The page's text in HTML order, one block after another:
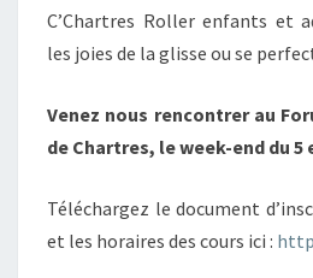
C’Chartres Roller enfants et
les joies de la glisse ou se
Venez nous rencontrer au
de Chartres, le week-end du 5
Téléchargez le document
et les horaires des cours ici :